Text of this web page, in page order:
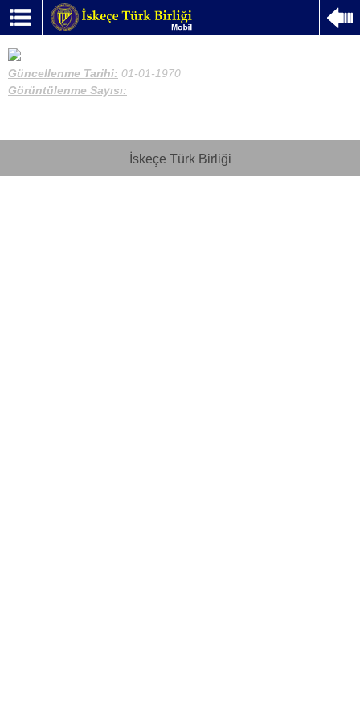
Güncellenme Tarihi: 01-01-1970
Görüntülenme Sayısı:
İskeçe Türk Birliği